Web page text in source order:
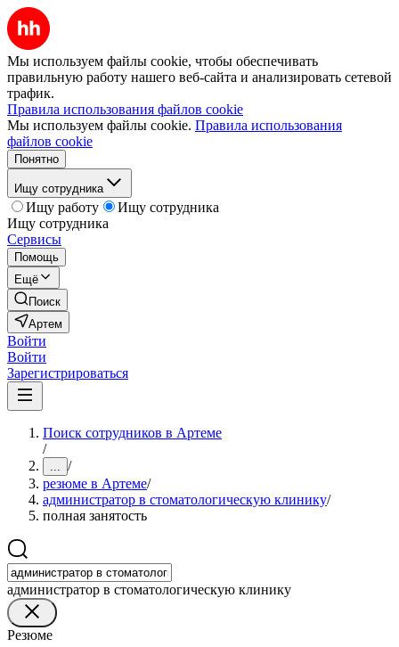
Мы используем файлы cookie, чтобы обеспечивать
правильную работу нашего веб-сайта и анализировать сетевой
трафик.
Правила использования файлов cookie
Мы используем файлы cookie. Правила использования
файлов cookie
Понятно
Ищу сотрудника
Ищу работу
Ищу сотрудника
Ищу сотрудника
Сервисы
Помощь
Ещё
Поиск
Артем
Войти
Войти
Зарегистрироваться
Поиск сотрудников в Артеме
/
... /
резюме в Артеме/
администратор в стоматологическую клинику/
полная занятость
администратор в стоматологическую клинику
Резюме